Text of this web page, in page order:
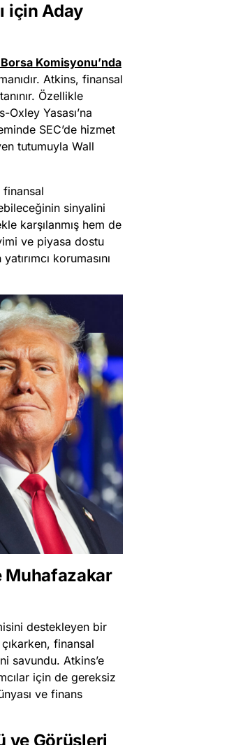
için Aday
Komisyonu’nda
Atkins, finansal
Özellikle
Yasası’na
SEC’de hizmet
tutumuyla Wall
finansal
sinyalini
karşılanmış hem de
ve piyasa dostu
korumasını
Muhafazakar
destekleyen bir
finansal
savundu. Atkins’e
için de gereksiz
ve finans
ve Görüşleri